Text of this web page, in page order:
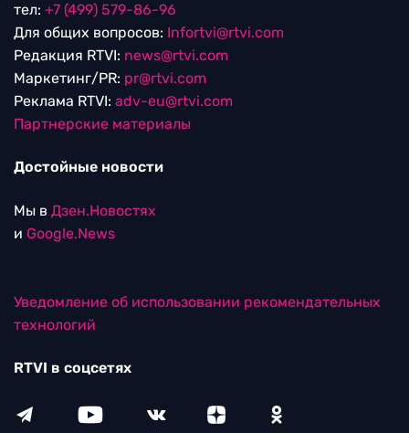
тел: +7 (499) 579-86-96
Для общих вопросов: Infortvi@rtvi.com
Редакция RTVI: news@rtvi.com
Маркетинг/PR: pr@rtvi.com
Реклама RTVI: adv-eu@rtvi.com
Партнерские материалы
Достойные новости
Мы в Дзен.Новостях
и Google.News
Уведомление об использовании рекомендательных
технологий
RTVI в соцсетях